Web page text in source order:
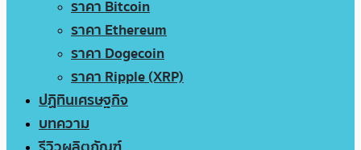
ราคา Bitcoin
ราคา Ethereum
ราคา Dogecoin
ราคา Ripple (XRP)
ปฏิทินเศรษฐกิจ
บทความ